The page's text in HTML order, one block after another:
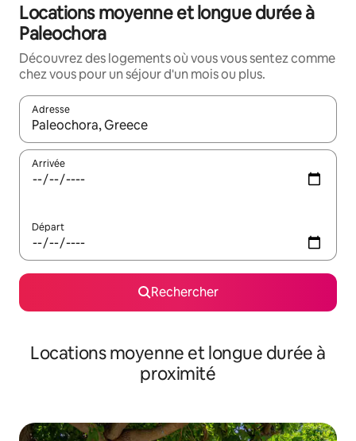
Locations moyenne et longue durée à
Paleochora
Découvrez des logements où vous vous sentez comme
chez vous pour un séjour d'un mois ou plus.
Adresse
Lorsque les résultats s'affichent, utilisez les flèches vers le
Arrivée
Départ
Rechercher
Locations moyenne et longue durée à
proximité